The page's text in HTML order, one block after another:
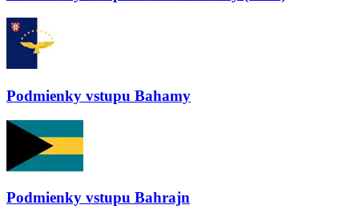
Podmienky vstupu Bahamy
Podmienky vstupu Bahrajn